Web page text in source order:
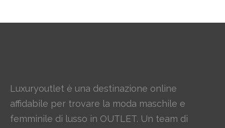
Luxuryoutlet è una destinazione online
affidabile per trovare la moda maschile e
femminile di lusso in OUTLET. Un team di